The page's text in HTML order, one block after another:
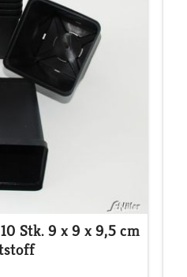
Stk. 9 x 9 x 9,5 cm